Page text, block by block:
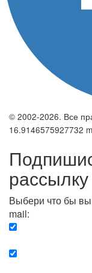
© 2002-2026. Все
16.9146575927732
рассылку
Выбери что бы вы
mail: